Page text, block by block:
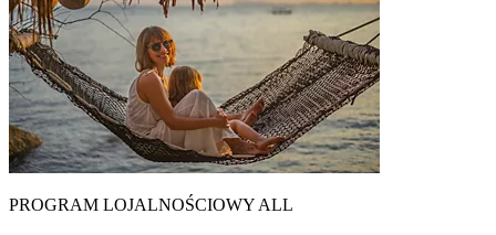
PROGRAM LOJALNOŚCIOWY ALL